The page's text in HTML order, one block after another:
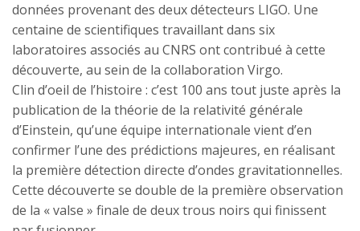
données provenant des deux détecteurs LIGO. Une
centaine de scientifiques travaillant dans six
laboratoires associés au CNRS ont contribué à cette
découverte, au sein de la collaboration Virgo.
Clin d’oeil de l’histoire : c’est 100 ans tout juste après la
publication de la théorie de la relativité générale
d’Einstein, qu’une équipe internationale vient d’en
confirmer l’une des prédictions majeures, en réalisant
la première détection directe d’ondes gravitationnelles.
Cette découverte se double de la première observation
de la « valse » finale de deux trous noirs qui finissent